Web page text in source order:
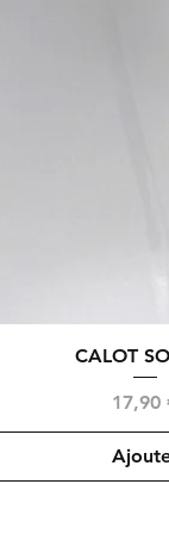
Aperçu
CALOT
Prix
17,90